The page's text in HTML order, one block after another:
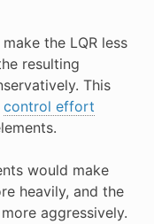
the LQR less
resulting
This
control effort
would make
heavily, and the
aggressively.